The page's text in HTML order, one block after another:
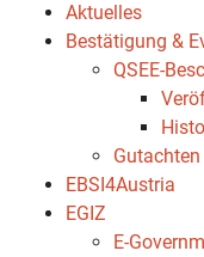
Aktuelles
Bestätigung &
QSEE-
Gutachten
EBSI4Austria
EGIZ
E-